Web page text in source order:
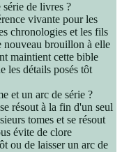
de livres ?
vivante pour les
chronologies et les fils
brouillon à elle
maintient cette bible
les détails posés tôt
et un arc de série ?
résout à la fin d'un seul
tomes et se résout
évite de clore
ou de laisser un arc de